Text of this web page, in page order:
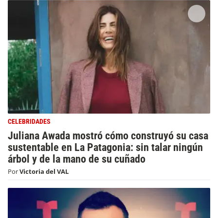
CELEBRIDADES
Juliana Awada mostró cómo construyó su casa
sustentable en La Patagonia: sin talar ningún
árbol y de la mano de su cuñado
PorVictoria del VAL